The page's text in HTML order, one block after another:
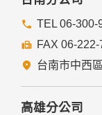
六、Cookie之使用
為了提供您最佳
們的Cookie，若
瀏覽器功能項中
七、隱私權保護政
TEL 06-300-
FAX 06-
台南市中西
高雄分公司